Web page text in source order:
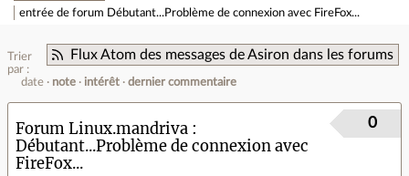
entrée de forum Débutant...Problème de connexion avec FireFox...
Flux Atom des messages de Asiron dans les forums
Trier
par :
date
note intérêt dernier commentaire
Forum Linux.mandriva
Débutant...Problème de connexion avec
FireFox...
0